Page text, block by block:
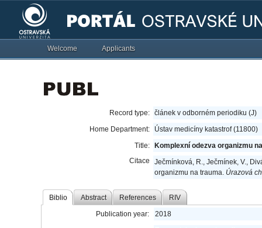
Welcome Applicants
Record type: článek v odborném periodiku (J)
Home Department:
Ústav medicíny katastrof (11800)
Title:
Komplexní odezva organizmu
Citace
Ječmínková, R., Ječmínek, V.,
organizmu na trauma. Úrazová
Biblio Abstract References RIV
Publication year: 2018